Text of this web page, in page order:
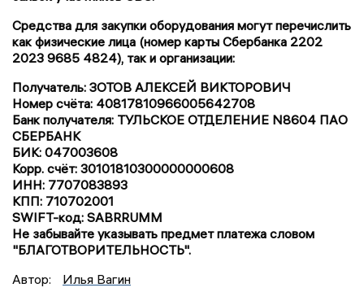
Средства для закупки оборудования могут перечислить
как физические лица (номер карты Сбербанка 2202
2023 9685 4824), так и организации:
Получатель: ЗОТОВ АЛЕКСЕЙ ВИКТОРОВИЧ
Номер счёта: 40817810966005642708
Банк получателя: ТУЛЬСКОЕ ОТДЕЛЕНИЕ N8604 ПАО
СБЕРБАНК
БИК: 047003608
Корр. счёт: 30101810300000000608
ИНН: 7707083893
КПП: 710702001
SWIFT-код: SABRRUMM
Не забывайте указывать предмет платежа словом
"БЛАГОТВОРИТЕЛЬНОСТЬ".
Автор:
Илья Вагин